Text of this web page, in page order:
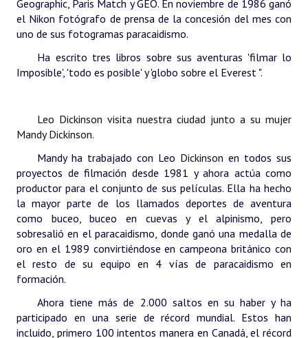
Geographic, Paris Match y GEO. En noviembre de 1986 ganó
el Nikon fotógrafo de prensa de la concesión del mes con
uno de sus fotogramas paracaidismo.
Ha escrito tres libros sobre sus aventuras 'filmar lo
Imposible', 'todo es posible' y 'globo sobre el Everest ".
Leo Dickinson visita nuestra ciudad junto a su mujer
Mandy Dickinson.
Mandy ha trabajado con Leo Dickinson en todos sus
proyectos de filmación desde 1981 y ahora actúa como
productor para el conjunto de sus películas. Ella ha hecho
la mayor parte de los llamados deportes de aventura
como buceo, buceo en cuevas y el alpinismo, pero
sobresalió en el paracaidismo, donde ganó una medalla de
oro en el 1989 convirtiéndose en campeona británico con
el resto de su equipo en 4 vías de paracaidismo en
formación.
Ahora tiene más de 2.000 saltos en su haber y ha
participado en una serie de récord mundial. Estos han
incluido, primero 100 intentos manera en Canadá, el récord